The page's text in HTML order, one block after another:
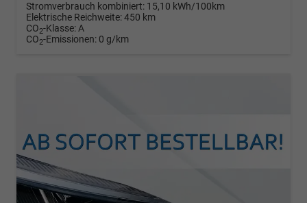
Stromverbrauch kombiniert: 15,10 kWh/100km
Elektrische Reichweite:450 km
CO2-Klasse:A
CO2-Emissionen: 0 g/km